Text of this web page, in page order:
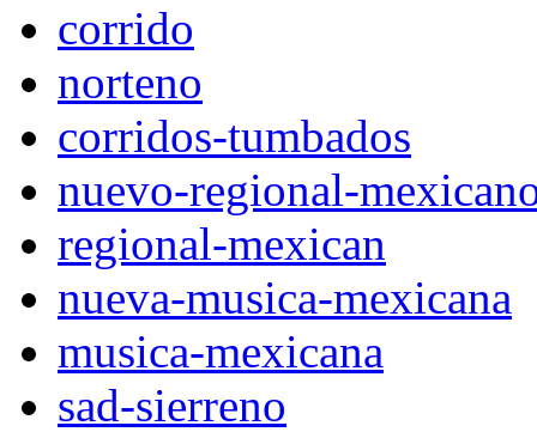
corrido
norteno
corridos-tumbados
nuevo-regional-
regional-mexican
nueva-musica-mexicana
musica-mexicana
sad-sierreno